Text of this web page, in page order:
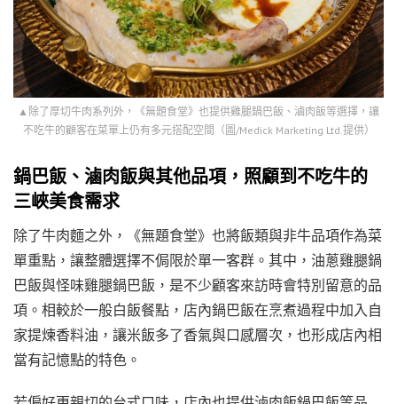
▲除了厚切牛肉系列外，《無題食堂》也提供雞腿鍋巴飯、滷肉飯等選擇，讓
不吃牛的顧客在菜單上仍有多元搭配空間（圖/Medick Marketing Ltd.提供）
鍋巴飯、滷肉飯與其他品項，照顧到不吃牛的
三峽美食需求
除了牛肉麵之外，《無題食堂》也將飯類與非牛品項作為菜
單重點，讓整體選擇不侷限於單一客群。其中，油蔥雞腿鍋
巴飯與怪味雞腿鍋巴飯，是不少顧客來訪時會特別留意的品
項。相較於一般白飯餐點，店內鍋巴飯在烹煮過程中加入自
家提煉香料油，讓米飯多了香氣與口感層次，也形成店內相
當有記憶點的特色。